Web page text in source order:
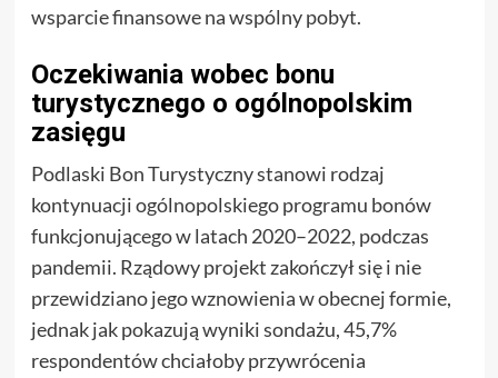
wsparcie finansowe na wspólny pobyt.
Oczekiwania wobec bonu
turystycznego o ogólnopolskim
zasięgu
Podlaski Bon Turystyczny stanowi rodzaj
kontynuacji ogólnopolskiego programu bonów
funkcjonującego w latach 2020–2022, podczas
pandemii. Rządowy projekt zakończył się i nie
przewidziano jego wznowienia w obecnej formie,
jednak jak pokazują wyniki sondażu, 45,7%
respondentów chciałoby przywrócenia